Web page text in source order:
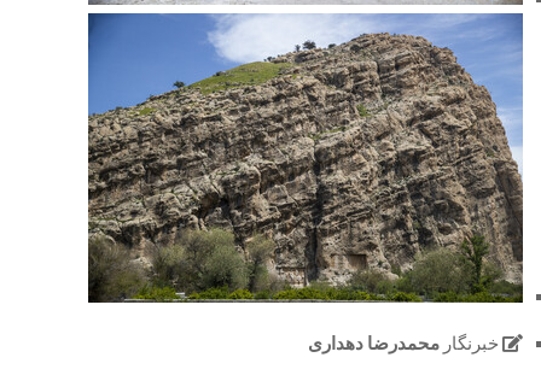
خبرنگار محمدرضا دهداری